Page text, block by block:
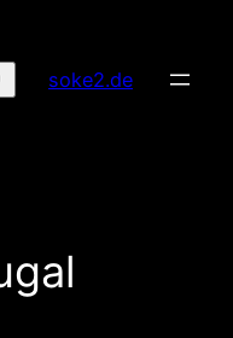
soke2.de